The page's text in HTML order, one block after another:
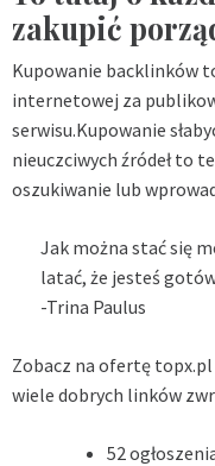
zakupić
Kupowanie backlinków
internetowej za
serwisu.Kupowanie
nieuczciwych źródeł to
oszukiwanie lub
Jak można stać się
latać, że jesteś
-Trina Paulus
Zobacz na ofertę
wiele dobrych linków
52